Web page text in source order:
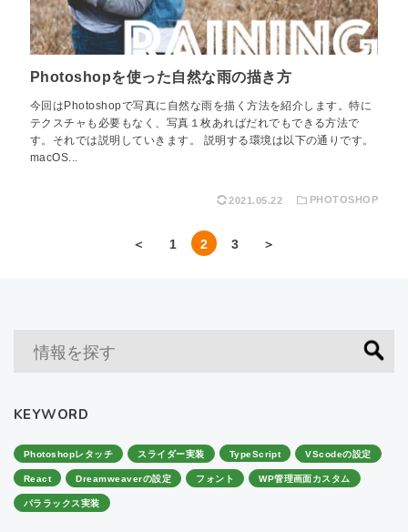
Photoshopを使った自然な雨の描き方
今回はPhotoshopで写真に自然な雨を描く方法を紹介します。特に
テクスチャも必要もなく、写真１枚あればだれでもできる方法で
す。それでは説明していきます。 説明する環境は以下の通りです。
macOS...
2021.05.22 PHOTOSHOP
＜ 1 2 3 ＞
KEYWORD
Photoshopレタッチ スライダー実装 TypeScript
VScodeの設定
React
Dreamweaverの設定 フォント
WP管理画面カスタム
パララックス実装